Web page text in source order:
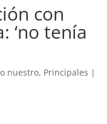
con
‘no tenía
nuestro, Principales |